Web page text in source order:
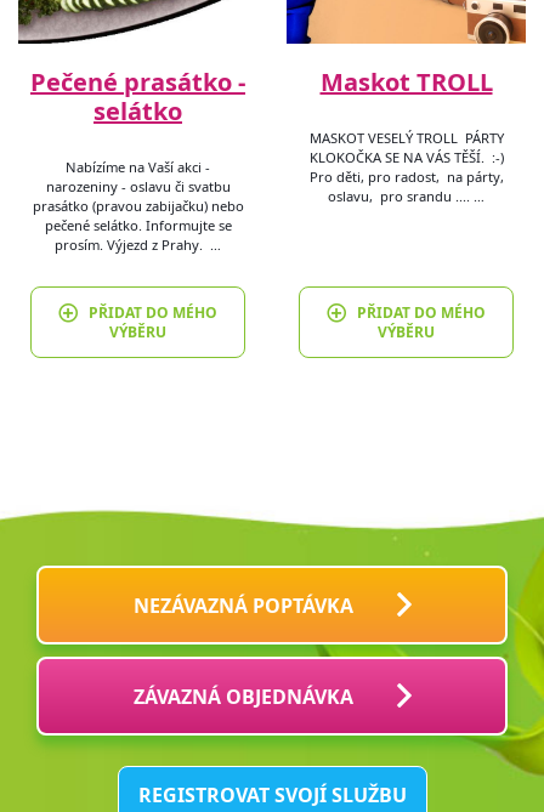
Pečené prasátko -
selátko
Nabízíme na Vaší akci -
narozeniny - oslavu či svatbu
prasátko (pravou zabijačku) nebo
pečené selátko. Informujte se
prosím. Výjezd z Prahy. …
PŘIDAT DO MÉHO
VÝBĚRU
Maskot TROLL
MASKOT VESELÝ TROLL PÁRTY
KLOKOČKA SE NA VÁS TĚŠÍ. :-)
Pro děti, pro radost, na párty,
oslavu, pro srandu .... …
PŘIDAT DO MÉHO
VÝBĚRU
NEZÁVAZNÁ POPTÁVKA
ZÁVAZNÁ OBJEDNÁVKA
REGISTROVAT SVOJÍ SLUŽBU